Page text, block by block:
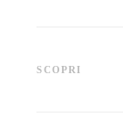
SCOPRI
mostrano gli studi